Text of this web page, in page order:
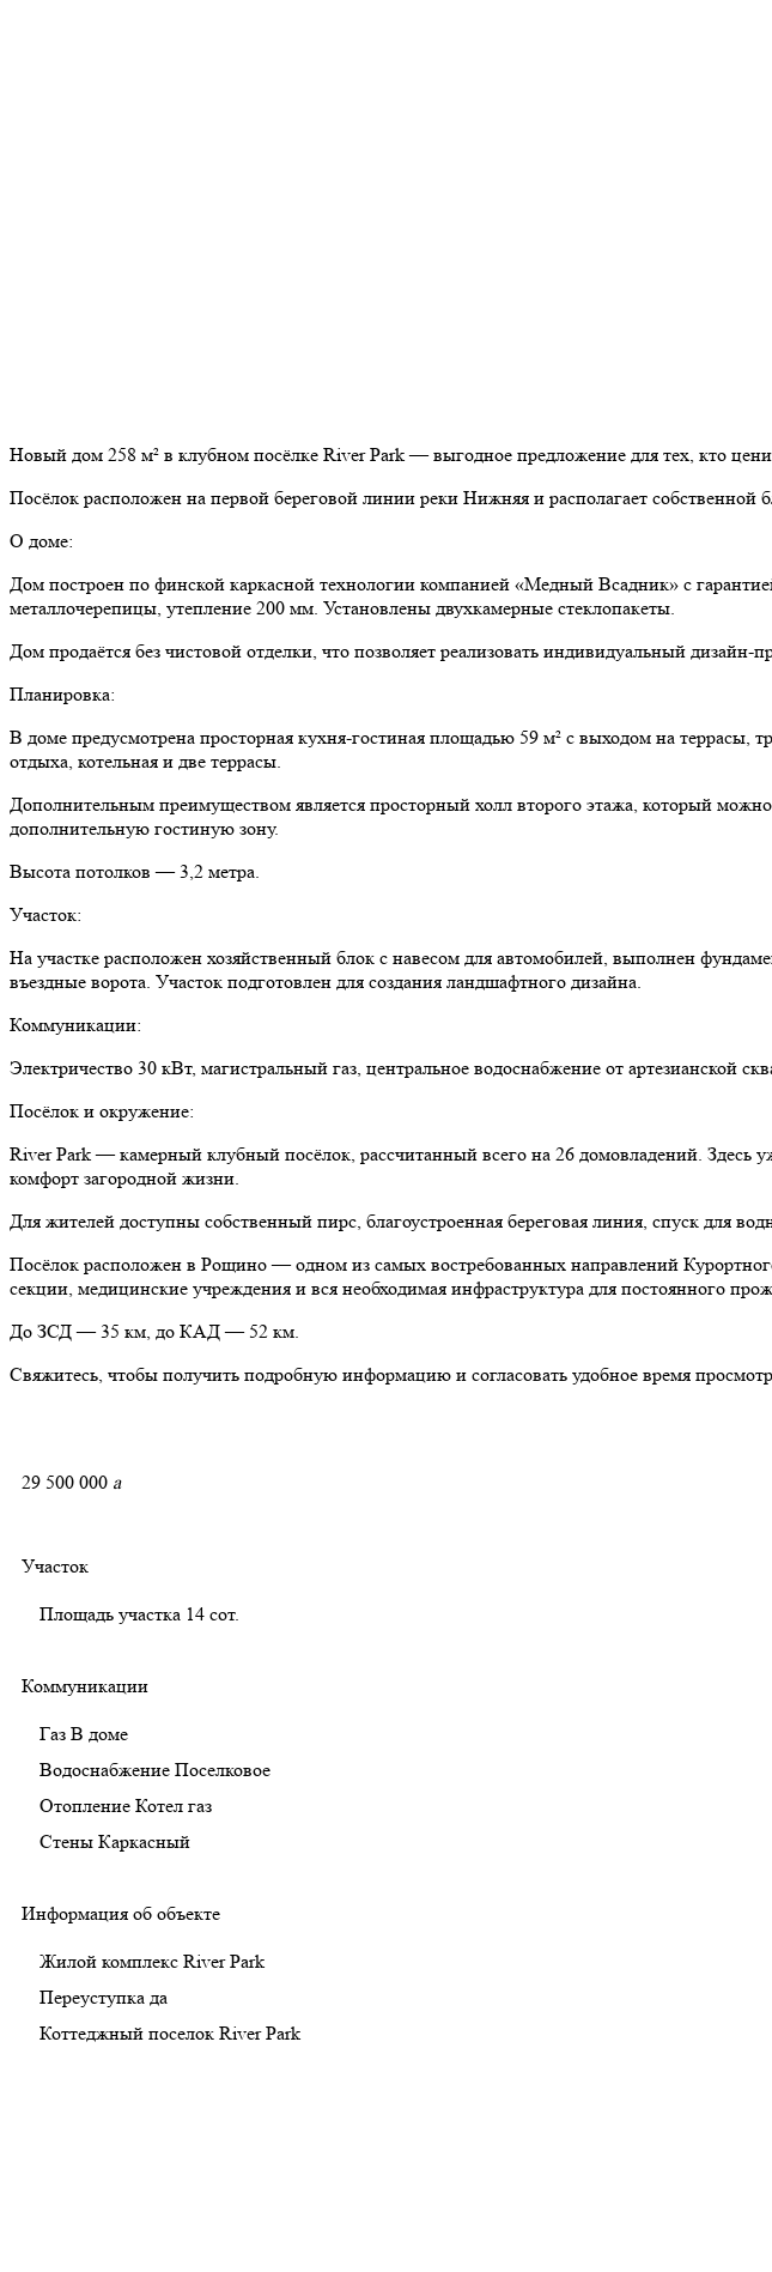
Новый дом 258 м² в клубном посёлке River Park — выгодное предложение для тех, кто
Посёлок расположен на первой береговой линии реки Нижняя и располагает
О доме:
Дом построен по финской каркасной технологии компанией «Медный Всадник» с
металлочерепицы, утепление 200 мм. Установлены двухкамерные стеклопакеты.
Дом продаётся без чистовой отделки, что позволяет реализовать индивидуальный дизайн-
Планировка:
В доме предусмотрена просторная кухня-гостиная площадью 59 м² с выходом на террасы,
отдыха, котельная и две террасы.
Дополнительным преимуществом является просторный холл второго этажа, который
дополнительную гостиную зону.
Высота потолков — 3,2 метра.
Участок:
На участке расположен хозяйственный блок с навесом для автомобилей, выполнен
въездные ворота. Участок подготовлен для создания ландшафтного дизайна.
Коммуникации:
Электричество 30 кВт, магистральный газ, центральное водоснабжение от артезианской
Посёлок и окружение:
River Park — камерный клубный посёлок, рассчитанный всего на 26 домовладений. Здесь
комфорт загородной жизни.
Для жителей доступны собственный пирс, благоустроенная береговая линия, спуск для
Посёлок расположен в Рощино — одном из самых востребованных направлений
секции, медицинские учреждения и вся необходимая инфраструктура для постоянного
До ЗСД — 35 км, до КАД — 52 км.
Свяжитесь, чтобы получить подробную информацию и согласовать удобное время
29 500 000 a
Участок
Площадь участка 14 сот.
Коммуникации
Газ В доме
Водоснабжение Поселковое
Отопление Котел газ
Стены Каркасный
Информация об объекте
Жилой комплекс River Park
Переуступка да
Коттеджный поселок River Park